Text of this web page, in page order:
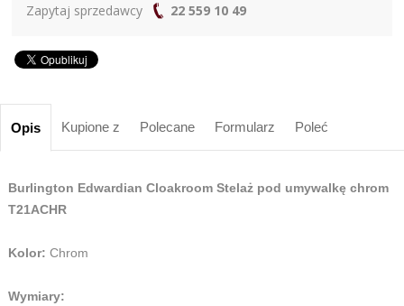
Zapytaj sprzedawcy 22 559 10 49
Opis Kupione z Polecane Formularz Poleć
Burlington Edwardian Cloakroom Stelaż pod umywalkę chrom
T21ACHR
Kolor: Chrom
Wymiary: